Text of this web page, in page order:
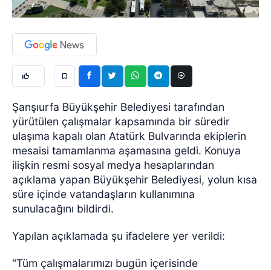
Şanşıurfa Büyükşehir Belediyesi tarafından
yürütülen çalışmalar kapsamında bir süredir
ulaşıma kapalı olan Atatürk Bulvarında ekiplerin
mesaisi tamamlanma aşamasına geldi. Konuya
ilişkin resmi sosyal medya hesaplarından
açıklama yapan Büyükşehir Belediyesi, yolun kısa
süre içinde vatandaşların kullanımına
sunulacağını bildirdi.
Yapılan açıklamada şu ifadelere yer verildi:
"Tüm çalışmalarımızı bugün içerisinde